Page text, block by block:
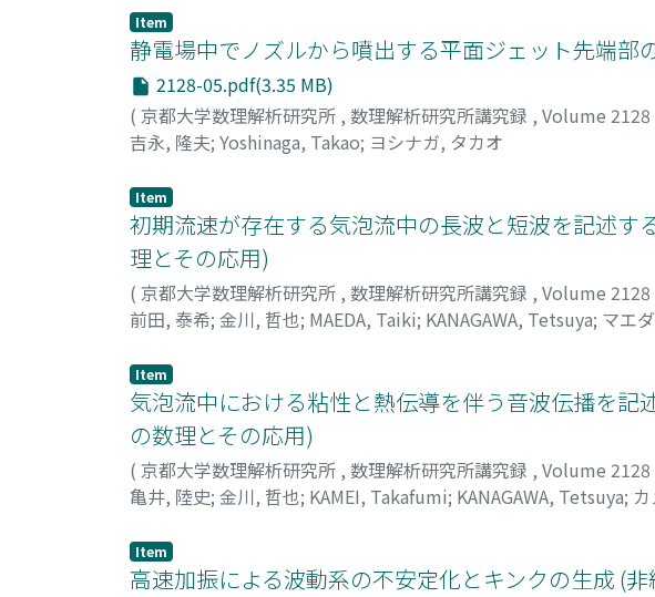
本研究では、基本流の近似的解析解を求めることにより、擾乱方
けるこの分岐流線を持つ非粘性流れの線形安定解析を行う。まず
により調べた。その結果、上流では中立安定、下流では不安定と
えられ、非粘性流体の内部摩擦層近傍で生じる。また、固有値
乱方程式を単に数値シミュレーションする方法は使えない。次に
層を定義できるかについて考察した。
Item
静電場中でノズルから噴出する平面ジェット先端部
2128-05.pdf(3.35 MB)
( 京都大学数理解析研究所 , 数理解析研究所講究録 , Volume 2128
吉永, 隆夫; Yoshinaga, Takao; ヨシナガ, タカオ
Item
初期流速が存在する気泡流中の長波と短波を記述
理とその応用)
( 京都大学数理解析研究所 , 数理解析研究所講究録 , Volume 2128
前田, 泰希; 金川, 哲也; MAEDA, Taiki; KANAGAWA, Tetsuya; マエ
Item
気泡流中における粘性と熱伝導を伴う音波伝播を
の数理とその応用)
( 京都大学数理解析研究所 , 数理解析研究所講究録 , Volume 2128
亀井, 陸史; 金川, 哲也; KAMEI, Takafumi; KANAGAWA, Tetsuya;
Item
高速加振による波動系の不安定化とキンクの生成 (